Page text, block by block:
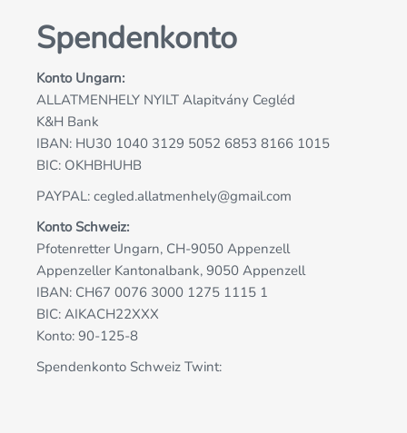
und Inhalte entsperren
Spendenkonto
Konto Ungarn:
ALLATMENHELY NYILT Alapitvány Cegléd
K&H Bank
IBAN: HU30 1040 3129 5052 6853 8166 1015
BIC: OKHBHUHB
PAYPAL: cegled.allatmenhely@gmail.com
Konto Schweiz:
Pfotenretter Ungarn, CH-9050 Appenzell
Appenzeller Kantonalbank, 9050 Appenzell
IBAN: CH67 0076 3000 1275 1115 1
BIC: AIKACH22XXX
Konto: 90-125-8
Spendenkonto Schweiz Twint: